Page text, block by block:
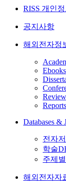
RISS 개인
공지사항
해외전자정
Ebooks
Reports
Databases &
전자
학술
주제
해외전자자